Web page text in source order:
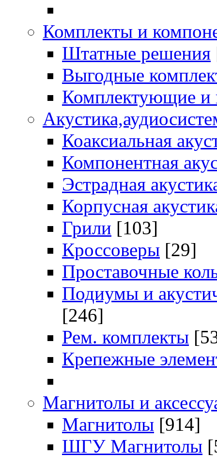
Комплекты и
Штатные решения
Выгодные
Комплектующие и
Коаксиальная
Компонентная
Эстрадная
Корпусная
Грили [103]
Кроссоверы [29]
Проставочные
Подиумы и
[246]
Рем. комплекты
Крепежные
Магнитолы и
Магнитолы [914]
ШГУ Магнитолы